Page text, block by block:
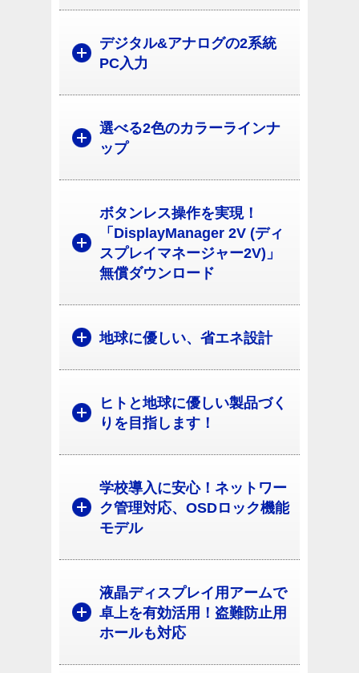
デジタル&アナログの2系統
PC入力
選べる2色のカラーラインナ
ップ
ボタンレス操作を実現！
「DisplayManager 2V (ディ
スプレイマネージャー2V)」
無償ダウンロード
地球に優しい、省エネ設計
ヒトと地球に優しい製品づく
りを目指します！
学校導入に安心！ネットワー
ク管理対応、OSDロック機能
モデル
液晶ディスプレイ用アームで
卓上を有効活用！盗難防止用
ホールも対応